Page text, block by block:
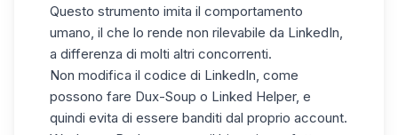
Questo strumento imita il comportamento
umano, il che lo rende non rilevabile da LinkedIn,
a differenza di molti altri concorrenti.
Non modifica il codice di LinkedIn, come
possono fare Dux-Soup o Linked Helper, e
quindi evita di essere banditi dal proprio account.